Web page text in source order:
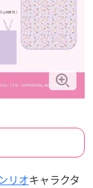
リオキャラクタ